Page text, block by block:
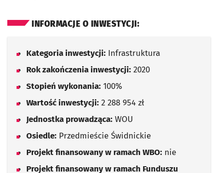
INFORMACJE O INWESTYCJI:
Kategoria inwestycji: Infrastruktura
Rok zakończenia inwestycji: 2020
Stopień wykonania: 100%
Wartość inwestycji: 2 288 954 zł
Jednostka prowadząca: WOU
Osiedle: Przedmieście Świdnickie
Projekt finansowany w ramach WBO: nie
Projekt finansowany w ramach Funduszu